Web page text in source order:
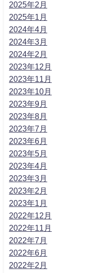
2025年2月
2025年1月
2024年4月
2024年3月
2024年2月
2023年12月
2023年11月
2023年10月
2023年9月
2023年8月
2023年7月
2023年6月
2023年5月
2023年4月
2023年3月
2023年2月
2023年1月
2022年12月
2022年11月
2022年7月
2022年6月
2022年2月